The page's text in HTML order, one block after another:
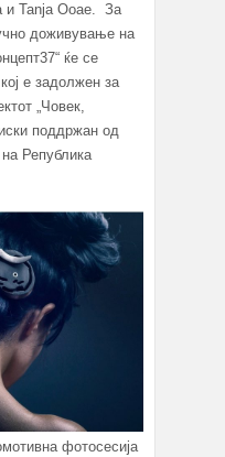
и Tanja Ooae. За
доживување на
ќе се
е задолжен за
„Човек,
поддржан од
Република
фотосесија